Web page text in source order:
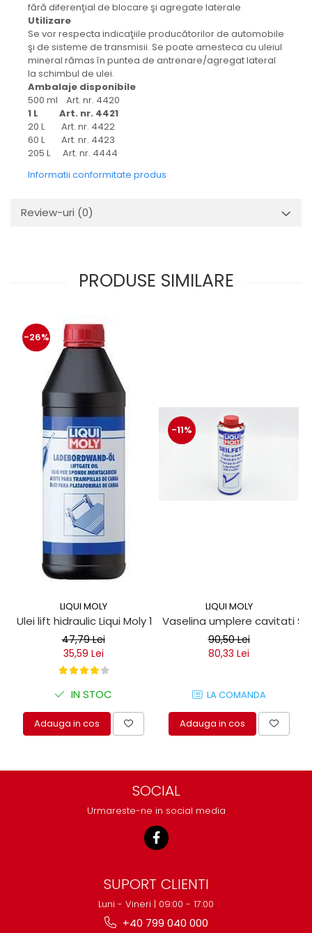
fără diferenţial de blocare şi agregate laterale
Utilizare
Se vor respecta indicaţiile producătorilor de automobile
şi de sisteme de transmisii. Se poate amesteca cu uleiul
mineral rămas în puntea de antrenare/agregat lateral
la schimbul de ulei.
Ambalaje disponibile
500 ml Art. nr. 4420
1 L Art. nr. 4421
20 L Art. nr. 4422
60 L Art. nr. 4423
205 L Art. nr. 4444
Informatii conformitate produs
Review-uri (0)
PRODUSE SIMILARE
-26%
LIQUI MOLY
Ulei lift hidraulic Liqui Moly 1 litru
47,79 Lei
35,59 Lei
IN STOC
Adauga in cos
-11%
LIQUI MOLY
Vaselina umplere cavitati
90,50 Lei
80,33 Lei
LA COMANDA
Adauga in cos
SOCIAL
Urmareste-ne in social media
SUPORT CLIENTI
Luni - Vineri | 09:00 - 17:00
+40 799 040 000